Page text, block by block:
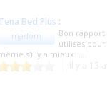
Bed Plus :
madom
Bon
utilises
s'il y a mieux......